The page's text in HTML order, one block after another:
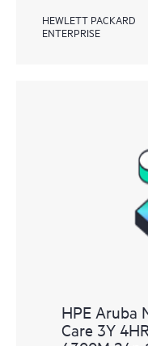
HEWLETT PACKARD
ENTERPRISE
HPE Aruba
Care 3Y